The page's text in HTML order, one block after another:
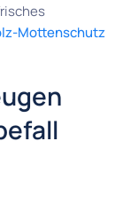
Mottenschutz